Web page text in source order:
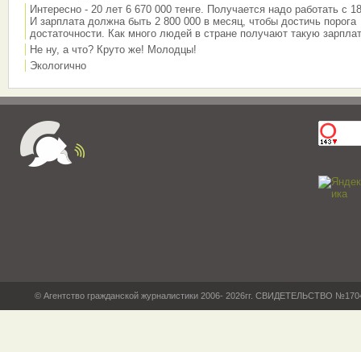
Интересно - 20 лет 6 670 000 тенге. Получается надо работать с
И зарплата должна быть 2 800 000 в месяц, чтобы достичь порога
достаточности. Как много людей в стране получают такую
Не ну, а что? Круто же! Молодцы!
Экологично
© Агентство гражданской журналистики 2006- 2026гг. СВИДЕТЕЛЬСТВО